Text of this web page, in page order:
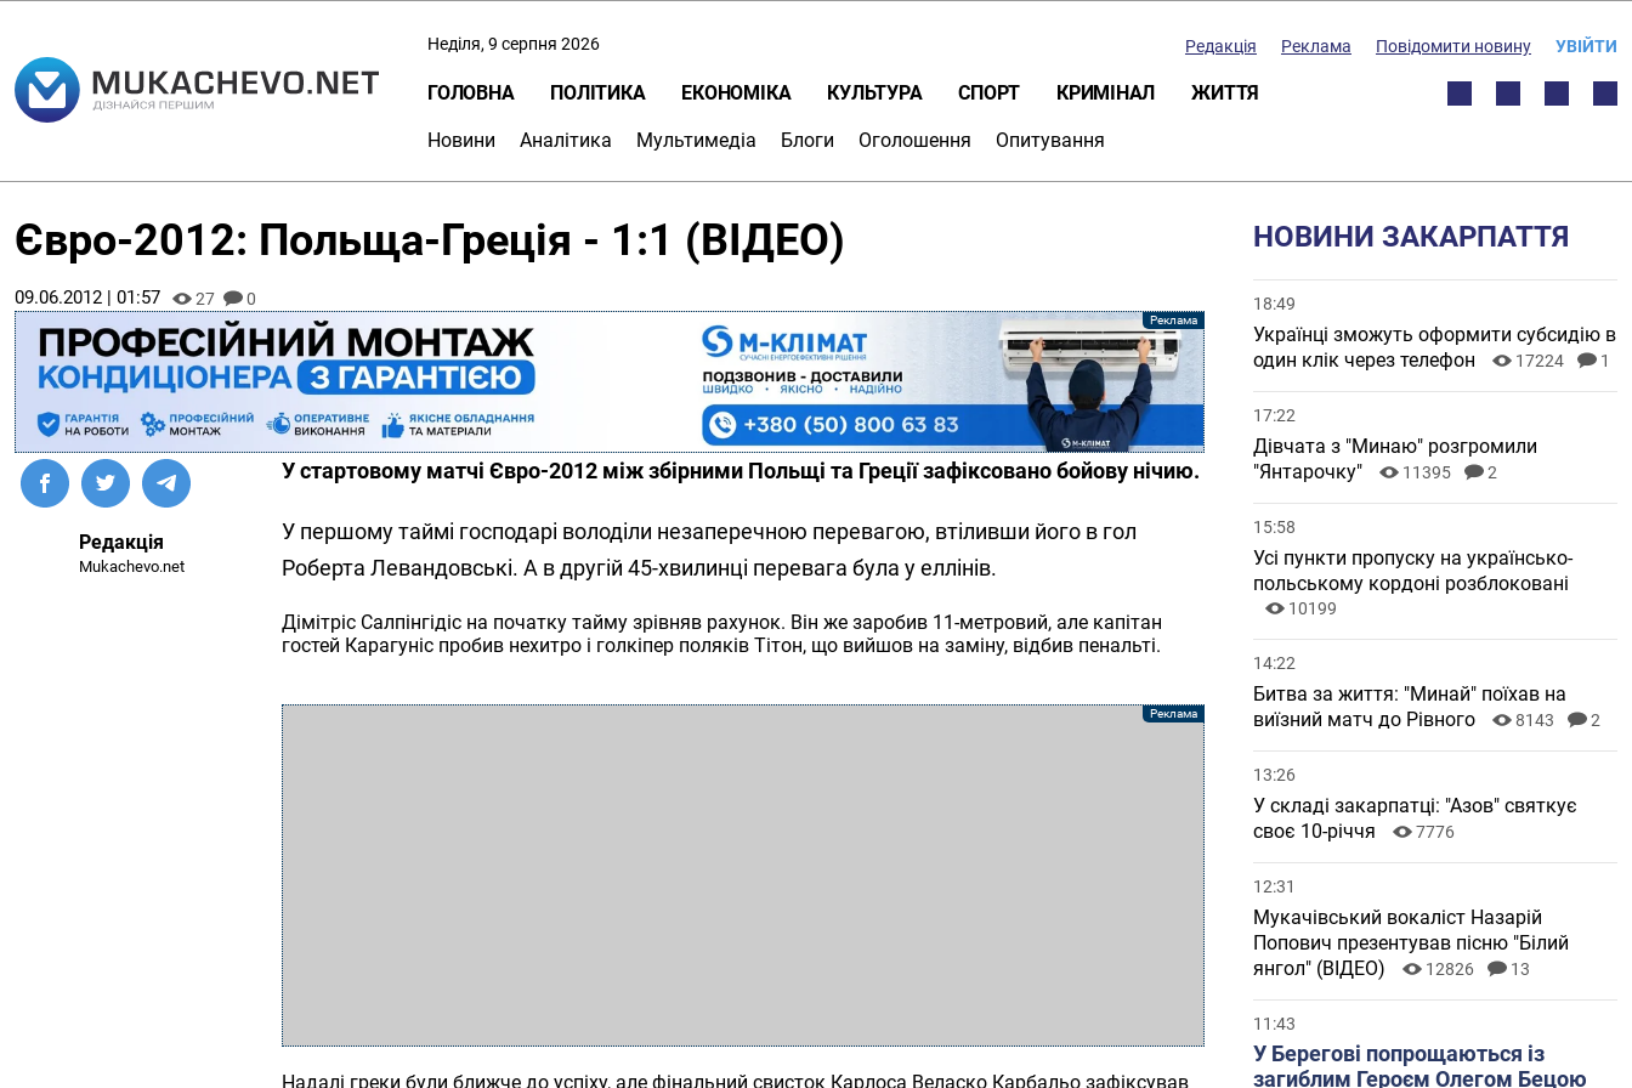
Неділя, 9 серпня 2026 Редакція Реклама Повідомити новину УВІЙТИ
ГОЛОВНА ПОЛІТИКА ЕКОНОМІКА КУЛЬТУРА СПОРТ КРИМІНАЛ ЖИТТЯ
Новини Аналітика Мультимедіа Блоги Оголошення Опитування
Євро-2012: Польща-Греція - 1:1 (ВІДЕО)
09.06.2012 | 01:57 27 0
Редакція
Mukachevo.net
У стартовому матчі Євро-2012 між збірними Польщі та Греції зафіксовано бойову нічию.
У першому таймі господарі володіли незаперечною перевагою, втіливши його в гол
Роберта Левандовські. А в другій 45-хвилинці перевага була у еллінів.
Дімітріс Салпінгідіс на початку тайму зрівняв рахунок. Він же заробив 11-метровий, але капітан
гостей Карагуніс пробив нехитро і голкіпер поляків Тітон, що вийшов на заміну, відбив пенальті.
Надалі греки були ближче до успіху, але фінальний свисток Карлоса Веласко Карбальо зафіксував
НОВИНИ ЗАКАРПАТТЯ
18:49
Українці зможуть оформити субсидію в
один клік через телефон
17224 1
17:22
Дівчата з "Минаю" розгромили
"Янтарочку"
11395 2
15:58
Усі пункти пропуску на українсько-
польському кордоні розблоковані
10199
14:22
Битва за життя: "Минай" поїхав на
виїзний матч до Рівного
8143 2
13:26
У складі закарпатці: "Азов" святкує
своє 10-річчя
7776
12:31
Мукачівський вокаліст Назарій
Попович презентував пісню "Білий
янгол" (ВІДЕО)
12826 13
11:43
У Берегові попрощаються із
загиблим Героєм Олегом Бецою